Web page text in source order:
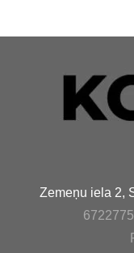
Zemeņu iela 2,